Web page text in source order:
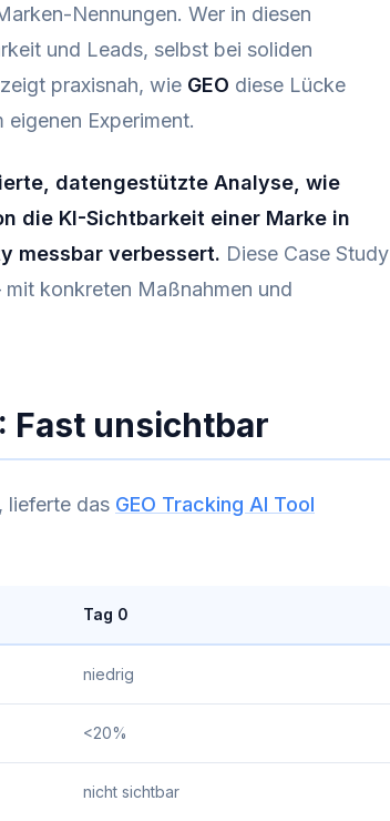
Nennungen. Wer in diesen
und Leads, selbst bei soliden
praxisnah, wie GEO diese Lücke
Experiment.
datengestützte Analyse, wie
die KI-Sichtbarkeit einer Marke in
messbar verbessert. Diese Case Study
konkreten Maßnahmen und
Fast unsichtbar
lieferte das GEO Tracking AI Tool
Tag 0
niedrig
<20%
nicht sichtbar